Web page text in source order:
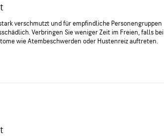
verschmutzt und für empfindliche Personengruppen
Verbringen Sie weniger Zeit im Freien, falls bei
wie Atembeschwerden oder Hustenreiz auftreten.